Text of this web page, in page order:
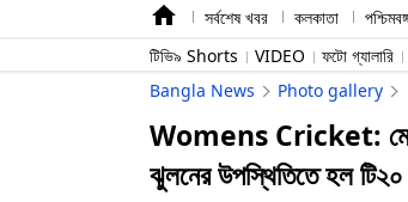
সর্বশেষ খবর কলকাতা
টিভি৯ Shorts
VIDEO ফটো গ্যালারি
Bangla News
Photo gallery
Womens Cricket:
ঝুলনের উপস্থিতিতে হল টি২০